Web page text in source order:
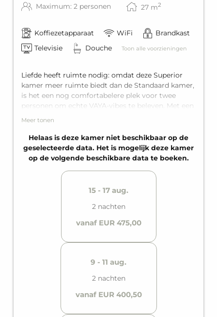
Maximum: 2 personen 27 m2
Koffiezetapparaat WiFi
Brandkast
Televisie
Douche Toon alle voorzieningen
Liefde heeft ruimte nodig: omdat deze Superior
kamer meer ruimte biedt dan de Standaard kamer,
is het een nog comfortabelere plek voor twee
personen om echte VAYA-vibes te beleven. Met een
king-size tweepersoonsbed en een eigen badkamer
twee.
Meer tonen
Helaas is deze kamer niet beschikbaar op de
geselecteerde data. Het is mogelijk deze kamer
op de volgende beschikbare data te boeken.
15 - 17 aug.
2 nachten
vanaf EUR 475,00
9 - 11 aug.
2 nachten
vanaf EUR 400,50